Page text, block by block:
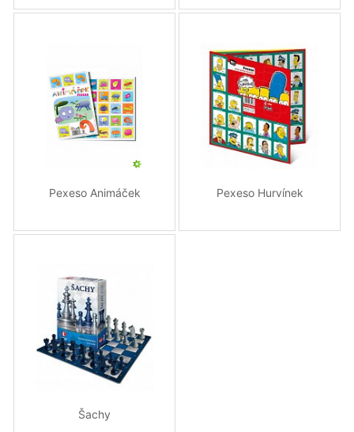
Pexeso Animáček Pexeso Hurvínek
Šachy